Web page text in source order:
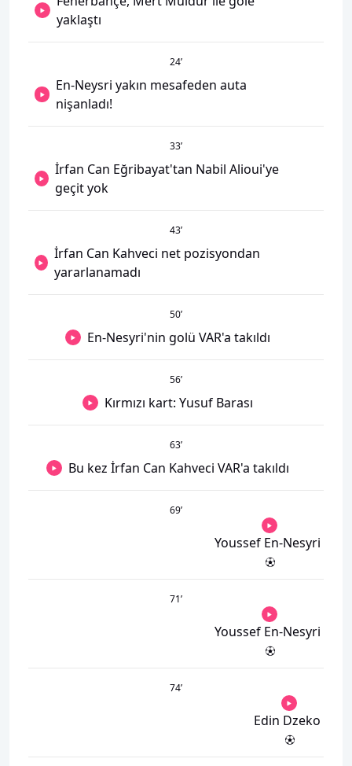
yaklaştı
24’
En-Neysri yakın mesafeden auta
nişanladı!
33’
İrfan Can Eğribayat'tan Nabil Alioui'ye
geçit yok
43’
İrfan Can Kahveci net pozisyondan
yararlanamadı
50’
En-Nesyri'nin golü VAR'a takıldı
56’
Kırmızı kart: Yusuf Barası
63’
Bu kez İrfan Can Kahveci VAR'a takıldı
69’
Youssef En-Nesyri
71’
Youssef En-Nesyri
74’
Edin Dzeko